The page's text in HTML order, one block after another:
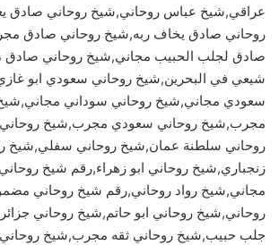
عراقي,شيخ عباس روحاني,شيخ روحاني صادق
روحاني صادق يخاف ربه,شيخ روحاني صادق
صادق لجلب الحبيب مجاني,شيخ روحاني صادق
شيعي في البحرين,شيخ روحاني سعودي ابو
سعودي مجاني,شيخ روحاني سوداني
مجرب,شيخ روحاني سعودي مجرب,شيخ
روحاني سلطنة عمان,شيخ روحاني سفلي,شيخ
زنجباري,شيخ روحاني ابو زهراء,رقم شيخ
مجاني,شيخ رواد روحاني,رقم شيخ روحاني
روحاني,شيخ روحاني ابو حاتم,شيخ روحاني
جلب حبيب,شيخ روحاني ثقه مجرب,شيخ